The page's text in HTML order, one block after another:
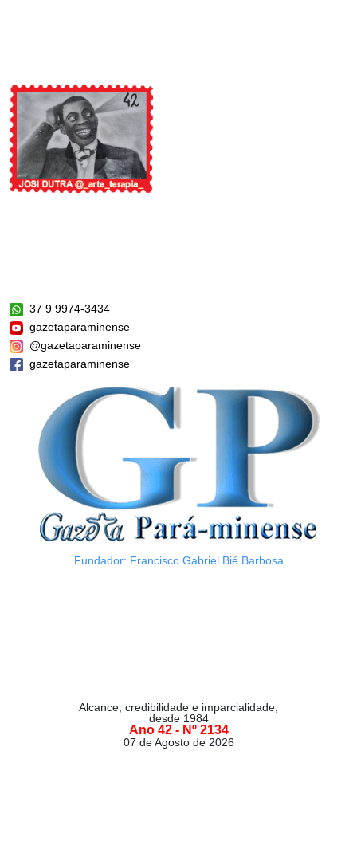
37 9 9974-3434
gazetaparaminense
@gazetaparaminense
gazetaparaminense
Fundador: Francisco Gabriel Bié Barbosa
Alcance, credibilidade e imparcialidade,
desde 1984
Ano 42 - Nº 2134
07 de Agosto de 2026